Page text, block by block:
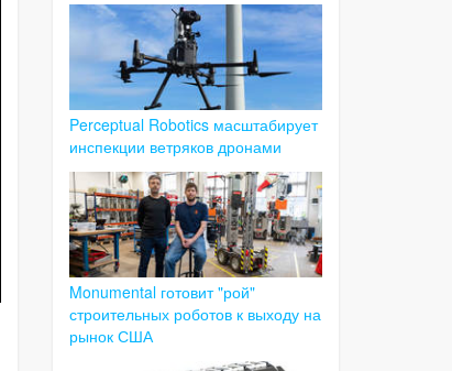
Perceptual Robotics масштабирует
инспекции ветряков дронами
Monumental готовит "рой"
строительных роботов к выходу на
рынок США